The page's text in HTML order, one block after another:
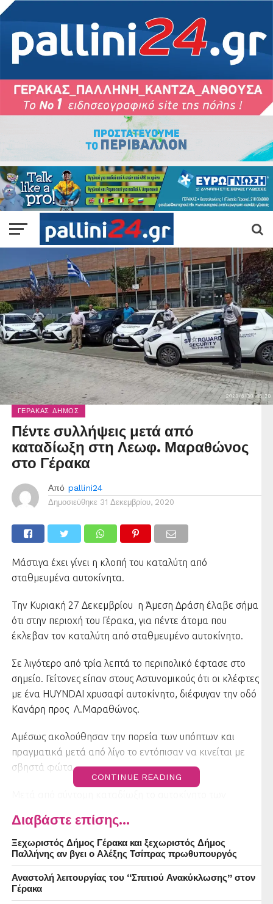
ΓΈΡΑΚΑΣ ΔΉΜΟΣ
Πέντε συλλήψεις μετά από
καταδίωξη στη Λεωφ. Μαραθώνος
στο Γέρακα
Από pallini24
Δημοσιεύθηκε 31 Δεκεμβρίου, 2020
Μάστιγα έχει γίνει η κλοπή του καταλύτη από
σταθμευμένα αυτοκίνητα.
Την Κυριακή 27 Δεκεμβρίου η Άμεση Δράση έλαβε σήμα
ότι στην περιοχή του Γέρακα, για πέντε άτομα που
έκλεβαν τον καταλύτη από σταθμευμένο αυτοκίνητο.
Σε λιγότερο από τρία λεπτά το περιπολικό έφτασε στο
σημείο. Γείτονες είπαν στους Αστυνομικούς ότι οι κλέφτες
με ένα HUYNDAI χρυσαφί αυτοκίνητο, διέφυγαν την οδό
Κανάρη προς Λ.Μαραθώνος.
Αμέσως ακολούθησαν την πορεία των υπόπτων και
πραγματικά μετά από λίγο το εντόπισαν να κινείται με
σβηστά φώτα.
γέφυρα του Σταυρού.
Σε βοήθεια προσέτρεξαν η ομάδα ΔΙ.ΑΣ. και περιπολικά
της Αστυνομίας.
Εντός του οχήματος επέβαιναν πέντε άτομα (Ρομά) και
CONTINUE READING
Διαβάστε επίσης...
Ξεχωριστός Δήμος Γέρακα και ξεχωριστός Δήμος
Παλλήνης αν βγει ο Αλέξης Τσίπρας πρωθυπουργός
Αναστολή λειτουργίας του “Σπιτιού Ανακύκλωσης” στον
Γέρακα